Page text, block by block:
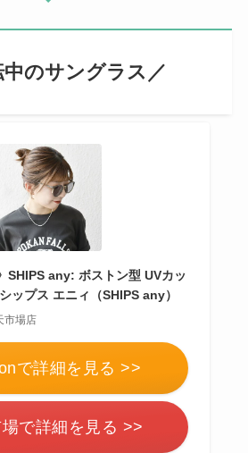
中のサングラス／
SHIPS any: ボストン型 UVカッ
ップス エニィ（SHIPS any）
市場店
で詳細を見る >>
で詳細を見る >>